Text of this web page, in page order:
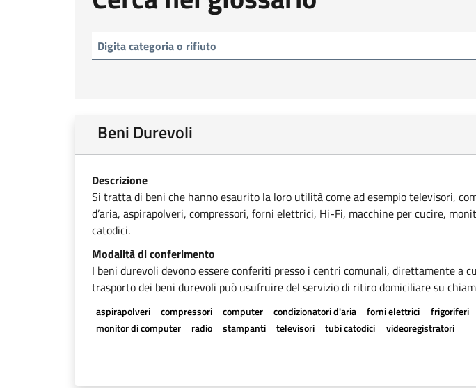
Beni Durevoli
Descrizione
Si tratta di beni che hanno esaurito la loro utilità come ad esempio televisori,
d’aria, aspirapolveri, compressori, forni elettrici, Hi-Fi, macchine per cucire,
catodici.
Modalità di conferimento
I beni durevoli devono essere conferiti presso i centri comunali, direttamente a
trasporto dei beni durevoli può usufruire del servizio di ritiro domiciliare su
aspirapolveri compressori computer condizionatori d'aria forni elettrici frigoriferi
monitor di computer
radio stampanti televisori tubi catodici videoregistratori